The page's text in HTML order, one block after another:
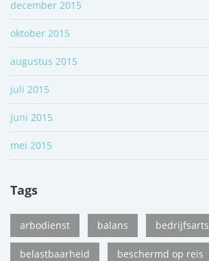
december 2015
oktober 2015
augustus 2015
juli 2015
juni 2015
mei 2015
Tags
arbodienst balans bedrijfsarts
belastbaarheid beschermd op reis